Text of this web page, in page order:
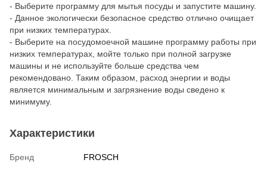
- Выберите программу для мытья посуды и запустите машину.
- Данное экологически безопасное средство отлично очищает
при низких температурах.
- Выберите на посудомоечной машине программу работы при
низких температурах, мойте только при полной загрузке
машины и не используйте больше средства чем
рекомендовано. Таким образом, расход энергии и воды
является минимальным и загрязнение воды сведено к
минимуму.
Характеристики
Бренд FROSCH